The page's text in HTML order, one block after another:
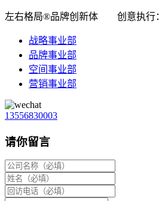
左右格局®品牌创新体 创意执行
战略事业部
品牌事业部
空间事业部
营销事业部
13556830003
请你留言